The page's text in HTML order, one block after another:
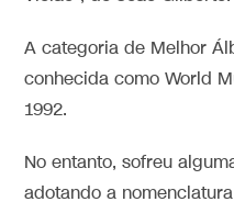
A categoria de Melhor
conhecida como World
1992.
No entanto, sofreu
adotando a